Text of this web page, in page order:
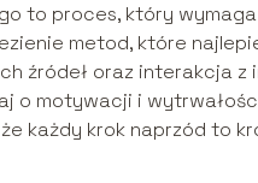
to proces, który
metod, które
źródeł oraz interakcja z
o motywacji i
każdy krok naprzód to